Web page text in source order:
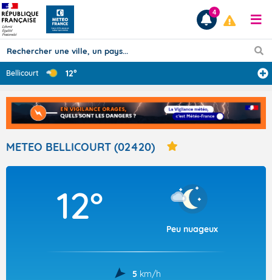
Prévisions
TOUS LES RÉSULTATS
Articles
4
Bellicourt 12°
METEO BELLICOURT (02420)
12°
Peu nuageux
5 km/h